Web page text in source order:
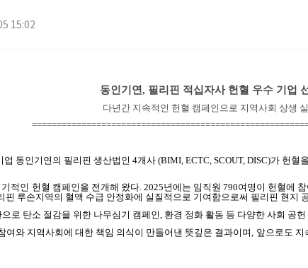
15:02
동인기연, 필리핀 적십자사 헌혈 우수 기업
다년간 지속적인 헌혈 캠페인으로 지역사회 상생
업 동인기연의 필리핀 생산법인 4개사 (BIMI, ECTC, SCOUT, DISC)가 헌혈
적인 헌혈 캠페인을 전개해 왔다. 2025년에는 임직원 790여명이 헌혈에
핀 루손지역의 혈액 수급 안정화에 실질적으로 기여함으로써 필리핀 현지
로 탄소 절감을 위한 나무심기 캠페인 환경 정화 활동 등 다양한 사회 공
여와 지역사회에 대한 책임 의식이 만들어낸 뜻깊은 결과이며
앞으로도 지